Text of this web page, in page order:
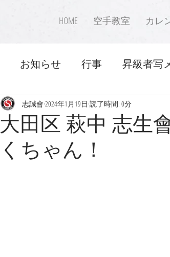
HOME 空手教室 カレ
お知らせ 行事 昇級者写
大田区 萩中 志生
くちゃん！
志誠會 2024年1月19日 読了時間: 0分